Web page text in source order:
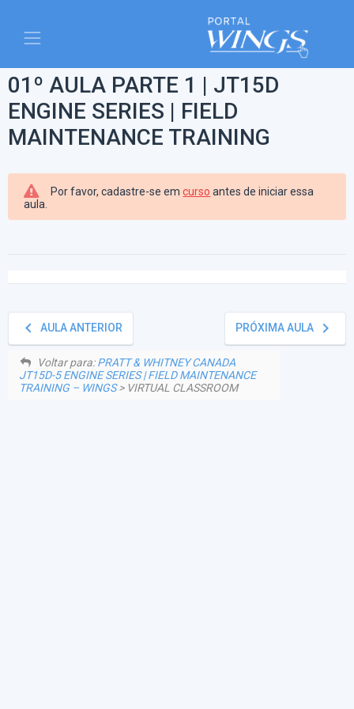
01º AULA PARTE 1 | JT15D
ENGINE SERIES | FIELD
MAINTENANCE TRAINING
Por favor, cadastre-se emcurso antes de iniciar essa
aula.
keyboard_arrow_left AULA ANTERIOR PRÓXIMA AULA keyboard_arrow_right
Voltar para:PRATT & WHITNEY CANADA
JT15D-5 ENGINE SERIES | FIELD MAINTENANCE
TRAINING – WINGS> VIRTUAL CLASSROOM